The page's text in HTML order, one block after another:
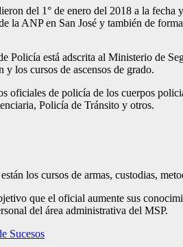
del 1° de enero del 2018 a la
la ANP en San José y también de
Policía está adscrita al Ministerio de
y los cursos de ascensos de grado.
oficiales de policía de los cuerpos
Policía de Tránsito y otros.
los cursos de armas, custodias,
que el oficial aumente sus
del área administrativa del MSP.
Sucesos